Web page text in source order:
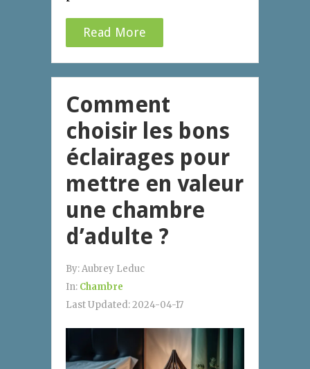
Read More
Comment
choisir les bons
éclairages pour
mettre en valeur
une chambre
d’adulte ?
By:Aubrey Leduc
In: Chambre
Last Updated:2024-04-17